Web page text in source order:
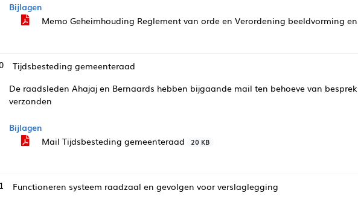
Bijlagen
Memo Geheimhouding Reglement van orde en Verordening beeldvorming
Tijdsbesteding gemeenteraad
De raadsleden Ahajaj en Bernaards hebben bijgaande mail ten behoeve van
verzonden
Bijlagen
Mail Tijdsbesteding gemeenteraad
20 KB
Functioneren systeem raadzaal en gevolgen voor verslaglegging